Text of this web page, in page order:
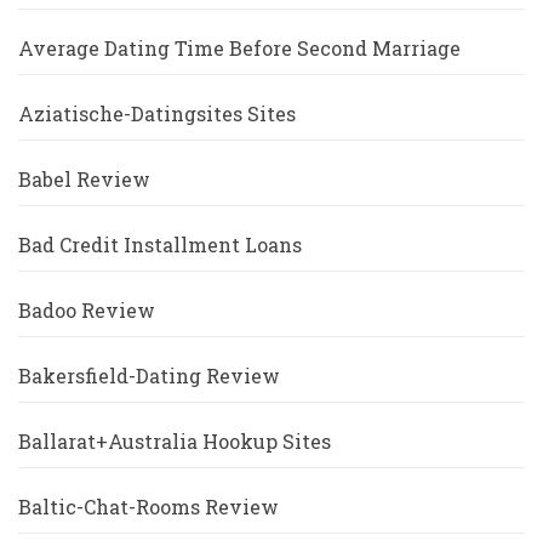
Average Dating Time Before Second Marriage
Aziatische-Datingsites Sites
Babel Review
Bad Credit Installment Loans
Badoo Review
Bakersfield-Dating Review
Ballarat+Australia Hookup Sites
Baltic-Chat-Rooms Review